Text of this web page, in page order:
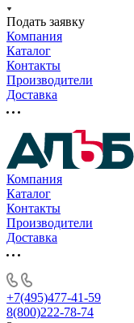
Подать заявку
Компания
Каталог
Контакты
Производители
Доставка
Компания
Каталог
Контакты
Производители
Доставка
+7(495)477-41-59
8(800)222-78-74